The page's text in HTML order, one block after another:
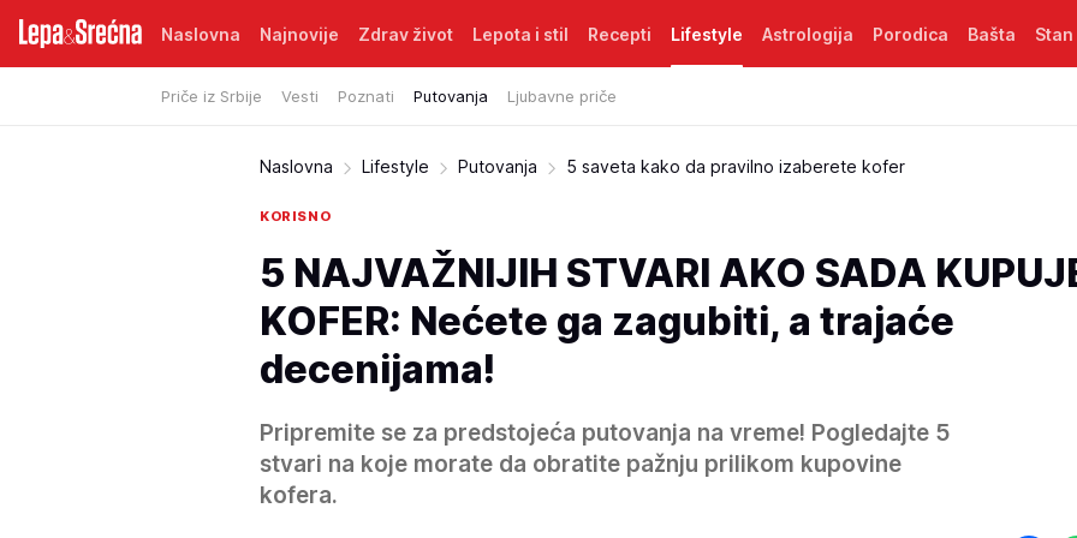
Naslovna Najnovije Zdrav život Lepota i stil Recepti Lifestyle
Priče iz Srbije Vesti Poznati Putovanja Ljubavne priče
Astrologija Porodica Bašta Stan
Naslovna Lifestyle Putovanja 5 saveta kako da pravilno izaberete kofer
KORISNO
5 NAJVAŽNIJIH STVARI AKO SADA
KOFER: Nećete ga zagubiti, a trajaće
decenijama!
Pripremite se za predstojeća putovanja na vreme! Pogledajte 5
stvari na koje morate da obratite pažnju prilikom kupovine
kofera.